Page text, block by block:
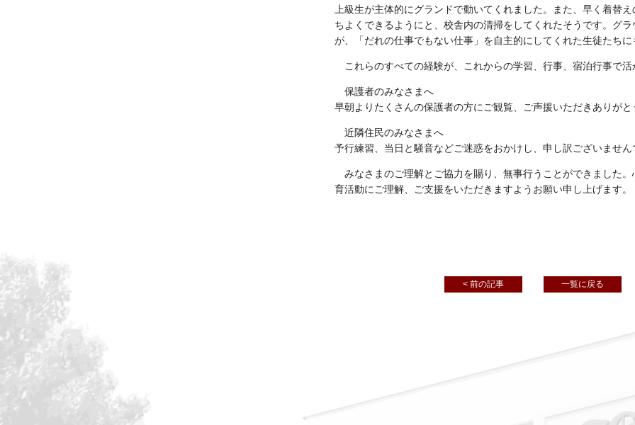
上級生が主体的にグランドで動いてくれました。また、早く着替
ちよくできるようにと、校舎内の清掃をしてくれたそうです。グ
が、「だれの仕事でもない仕事」を自主的にしてくれた生徒たち
これらのすべての経験が、これからの学習、行事、宿泊行事で
保護者のみなさまへ
早朝よりたくさんの保護者の方にご観覧、ご声援いただきありが
近隣住民のみなさまへ
予行練習、当日と騒音などご迷惑をおかけし、申し訳ございません
みなさまのご理解とご協力を賜り、無事行うことができました
育活動にご理解、ご支援をいただきますようお願い申し上げます。
< 前の記事 一覧に戻る